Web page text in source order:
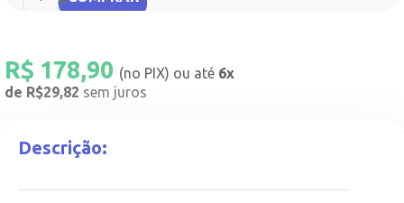
R$ 178,90 (no PIX) ou até 6x
de R$29,82 sem juros
Descrição: